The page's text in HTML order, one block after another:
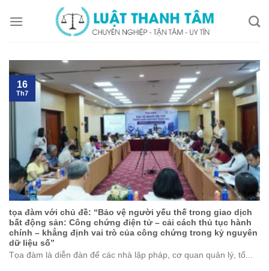
tọa đàm với chủ đề: “Bảo vệ người yếu thế trong giao dịch
bất động sản: Công chứng điện tử – cải cách thủ tục hành
chính – khẳng định vai trò của công chứng trong kỷ nguyên
dữ liệu số”
Tọa đàm là diễn đàn để các nhà lập pháp, cơ quan quản lý, tổ...
16
Th7